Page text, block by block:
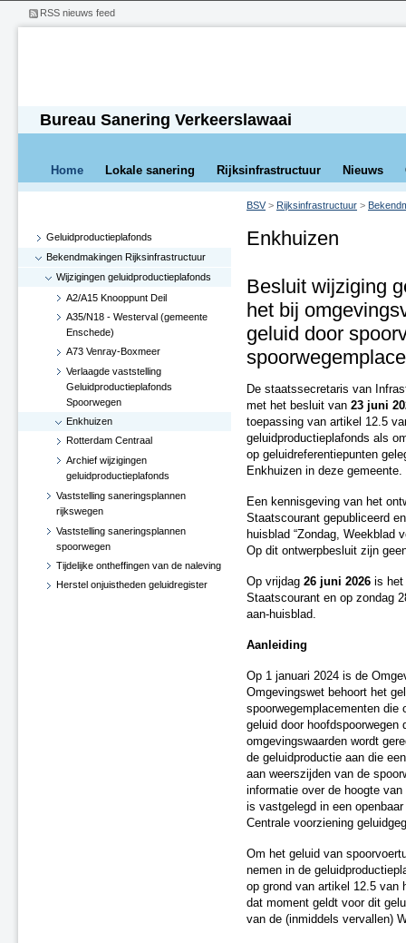
Bureau Sanering Verkeerslawaai
Home Lokale sanering Rijksinfrastructuur Nieuws
BSV> Rijksinfrastructuur >
Enkhuizen
Besluit wijziging
het bij
geluid door
De staatssecretaris van
met het besluit van 23 juni
toepassing van artikel 12.5
geluidproductieplafonds als
op geluidreferentiepunten
Enkhuizen in deze gemeente.
Een kennisgeving van het
Staatscourant gepubliceerd
huisblad “Zondag, Weekblad
Op dit ontwerpbesluit zijn
Op vrijdag 26 juni 2026 is het
Staatscourant en op zondag
aan-huisblad.
Aanleiding
Op 1 januari 2024 is de
Omgevingswet behoort het
spoorwegemplacementen die
geluid door
omgevingswaarden wordt
de geluidproductie aan die
aan weerszijden van de
informatie over de hoogte
is vastgelegd in een
Centrale voorziening
Om het geluid van
nemen in de
op grond van artikel 12.5 van
dat moment geldt voor dit
van de (inmiddels vervallen)
Geluidproductieplafonds
Bekendmakingen Rijksinfrastructuur
Wijzigingen geluidproductieplafonds
A2/A15 Knooppunt Deil
A35/N18 - Westerval (gemeente
Enschede)
A73 Venray-Boxmeer
Verlaagde vaststelling
Geluidproductieplafonds
Spoorwegen
Enkhuizen
Rotterdam Centraal
Archief wijzigingen
geluidproductieplafonds
Vaststelling saneringsplannen
rijkswegen
Vaststelling saneringsplannen
spoorwegen
Tijdelijke ontheffingen van de naleving
Herstel onjuistheden geluidregister
RSS nieuws feed